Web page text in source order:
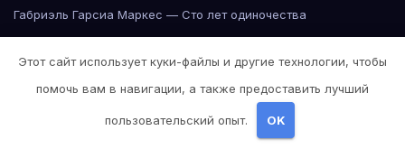
Габриэль Гарсиа Маркес — Сто лет одиночества
Габриэль Гарсиа Маркес — Сто лет одиночества
Габриэль Гарсиа Маркес — Сто лет одиночества
Этот сайт использует куки-файлы и другие технологии, чтобы
помочь вам в навигации, а также предоставить лучший
пользовательский опыт. OK